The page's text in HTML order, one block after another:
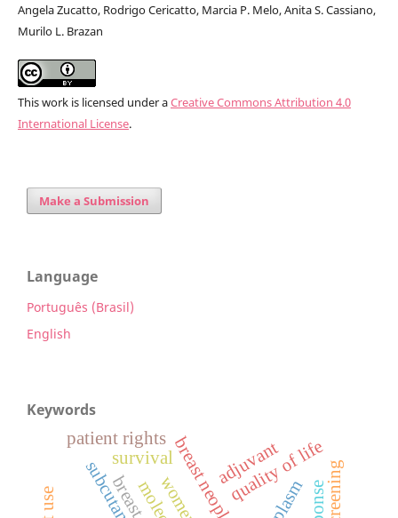
Angela Zucatto, Rodrigo Cericatto, Marcia P. Melo, Anita S. Cassiano,
Murilo L. Brazan
This work is licensed under aCreative Commons Attribution 4.0
International License.
Make a Submission
Language
Português (Brasil)
English
Keywords
quality of life
patient rights
survival adjuvant